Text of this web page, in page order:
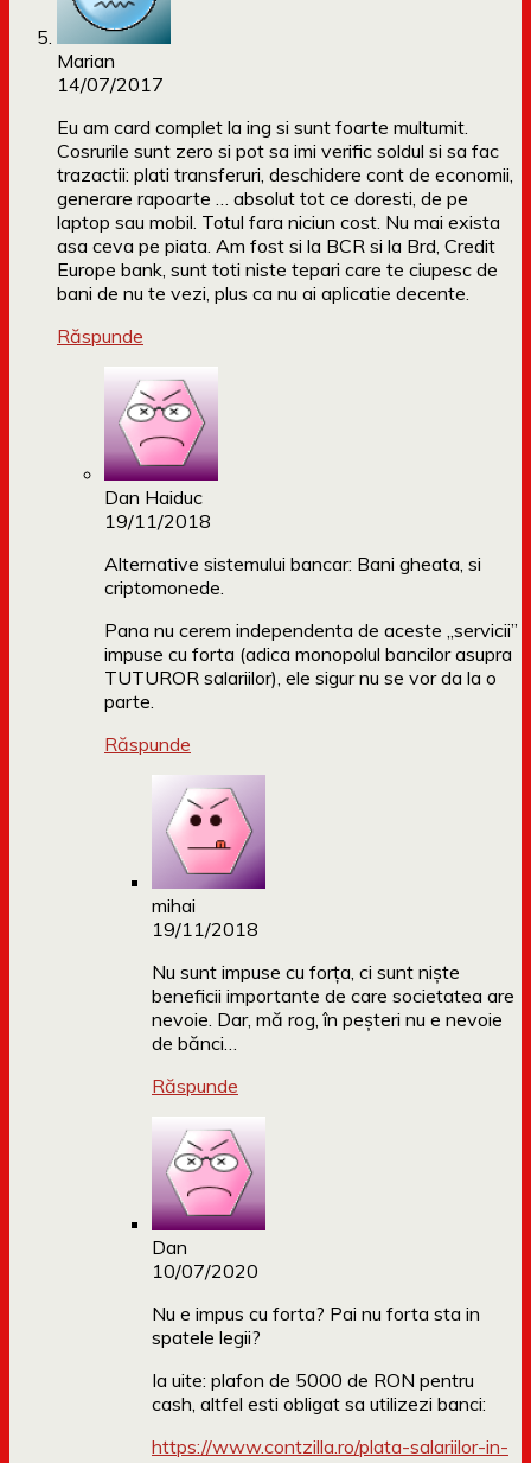
Marian
14/07/2017
Eu am card complet la ing si sunt foarte multumit.
Cosrurile sunt zero si pot sa imi verific soldul si sa fac
trazactii: plati transferuri, deschidere cont de economii,
generare rapoarte … absolut tot ce doresti, de pe
laptop sau mobil. Totul fara niciun cost. Nu mai exista
asa ceva pe piata. Am fost si la BCR si la Brd, Credit
Europe bank, sunt toti niste tepari care te ciupesc de
bani de nu te vezi, plus ca nu ai aplicatie decente.
Răspunde
Dan Haiduc
19/11/2018
Alternative sistemului bancar: Bani gheata, si
criptomonede.
Pana nu cerem independenta de aceste „servicii”
impuse cu forta (adica monopolul bancilor asupra
TUTUROR salariilor), ele sigur nu se vor da la o
parte.
Răspunde
mihai
19/11/2018
Nu sunt impuse cu forța, ci sunt niște
beneficii importante de care societatea are
nevoie. Dar, mă rog, în peșteri nu e nevoie
de bănci…
Răspunde
Dan
10/07/2020
Nu e impus cu forta? Pai nu forta sta in
spatele legii?
Ia uite: plafon de 5000 de RON pentru
cash, altfel esti obligat sa utilizezi banci:
https://www.contzilla.ro/plata-salariilor-in-